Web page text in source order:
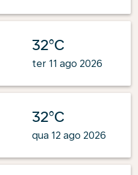
32°C
ter 11 ago 2026
32°C
qua 12 ago 2026